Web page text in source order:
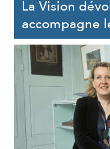
La Vision
accompagne